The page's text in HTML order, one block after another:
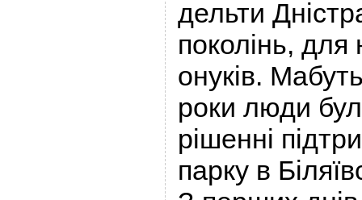
дельти
поколінь, для
онуків.
роки люди
рішенні
парку в